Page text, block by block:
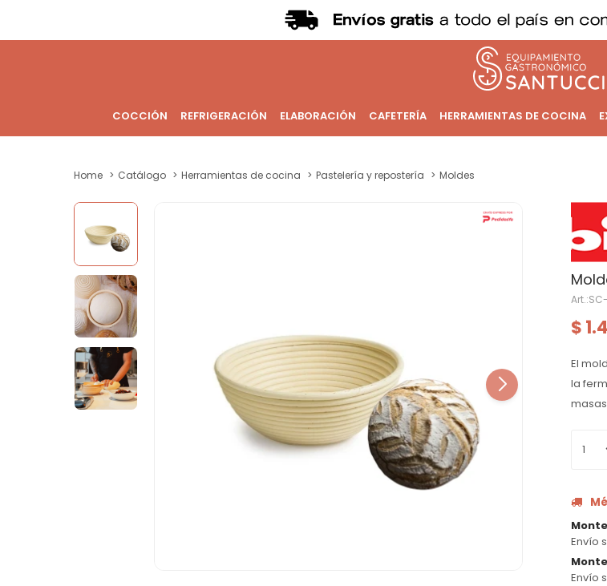
COCCIÓN REFRIGERACIÓN ELABORACIÓN CAFETERÍA HERRAMIENTAS DE COCINA
Home Catálogo Herramientas de cocina Pastelería y repostería Moldes
$
El
la
1
Envío
Envío